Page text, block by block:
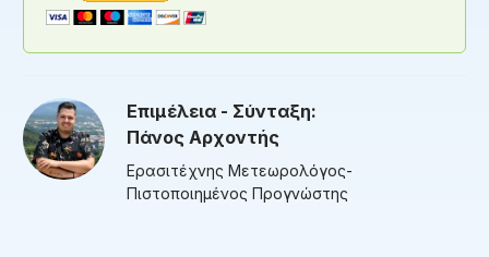
Επιμέλεια - Σύνταξη:
Πάνος Αρχοντής
Ερασιτέχνης Μετεωρολόγος-
Πιστοποιημένος Προγνώστης